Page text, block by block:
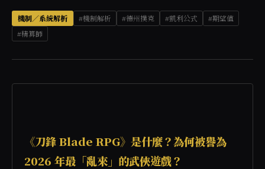
機制／系統解析 #機制解析 #德州撲克 #凱利公式
#期望值
#精算師
《刀鋒 Blade RPG》是什麼？為何被譽為
2026 年最「亂來」的武俠遊戲？